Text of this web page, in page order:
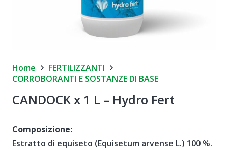
Home
FERTILIZZANTI
CORROBORANTI E SOSTANZE DI BASE
CANDOCK x 1 L – Hydro Fert
Composizione:
Estratto di equiseto (Equisetum arvense L.) 100 %.